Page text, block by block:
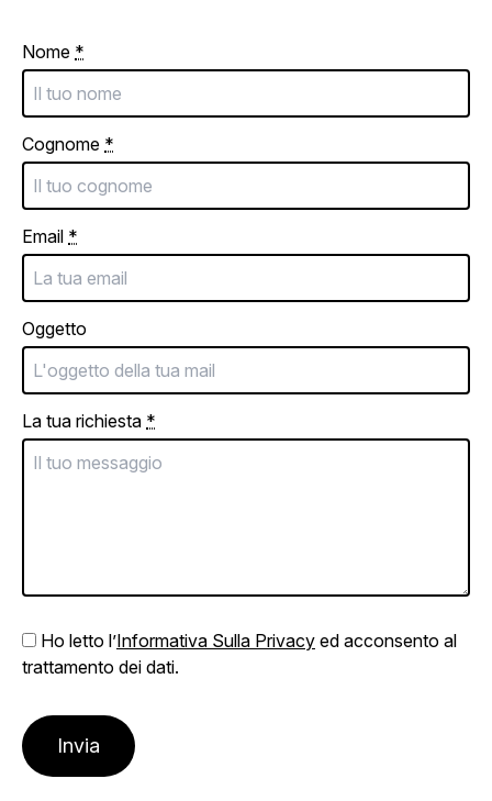
Nome *
Cognome *
Email *
Oggetto
La tua richiesta *
Ho letto l’Informativa Sulla Privacy ed acconsento al
trattamento dei dati.